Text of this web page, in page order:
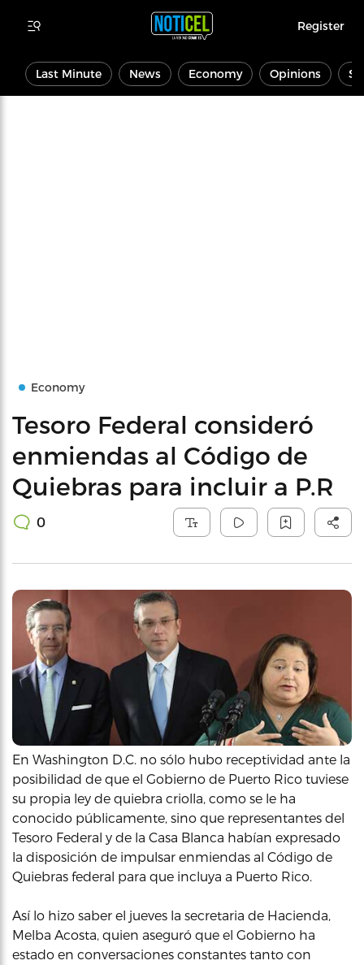
Register
Last Minute News Economy Opinions
Economy
Tesoro Federal consideró
enmiendas al Código de
Quiebras para incluir a P.R
0
En Washington D.C. no sólo hubo receptividad ante la
posibilidad de que el Gobierno de Puerto Rico tuviese
su propia ley de quiebra criolla, como se le ha
conocido públicamente, sino que representantes del
Tesoro Federal y de la Casa Blanca habían expresado
la disposición de impulsar enmiendas al Código de
Quiebras federal para que incluya a Puerto Rico.
Así lo hizo saber el jueves la secretaria de Hacienda,
Melba Acosta, quien aseguró que el Gobierno ha
estado en conversaciones constantes tanto con